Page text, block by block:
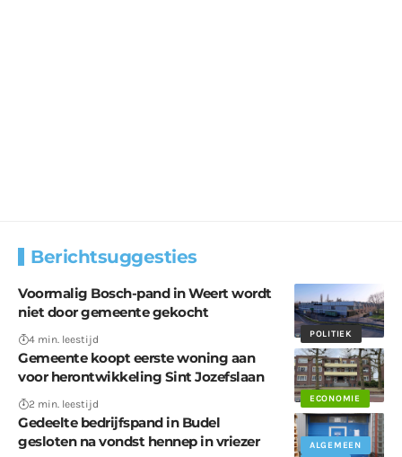
Berichtsuggesties
POLITIEK
Voormalig Bosch-pand in Weert wordt
niet door gemeente gekocht
4 min. leestijd
ECONOMIE
Gemeente koopt eerste woning aan
voor herontwikkeling Sint Jozefslaan
2 min. leestijd
ALGEMEEN
Gedeelte bedrijfspand in Budel
gesloten na vondst hennep in vriezer